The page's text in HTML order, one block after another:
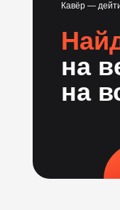
Кавёр —
на
на